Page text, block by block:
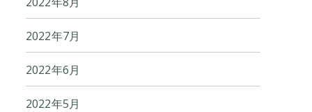
2022年7月
2022年6月
2022年5月